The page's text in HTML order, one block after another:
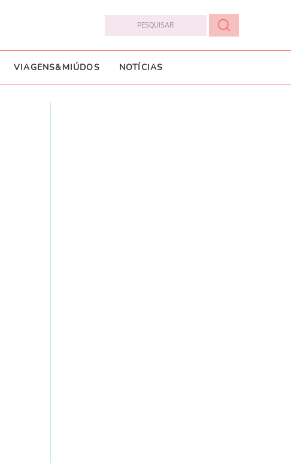
VIAGENS&MIÚDOS NOTÍCIAS